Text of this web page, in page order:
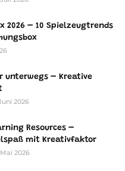
2026 – 10 Spielzeugtrends
unterwegs – Kreative
2026
Resources –
mit Kreativfaktor
2026